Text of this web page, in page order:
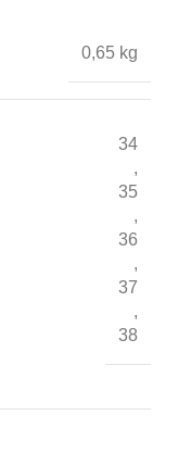
0,65 kg
34
,
35
,
36
,
37
,
38